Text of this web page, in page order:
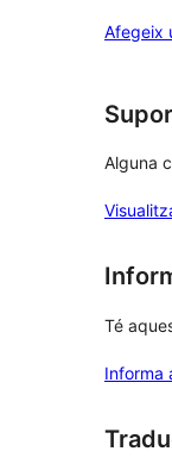
estrelles
de
Afegeix
Alguna
Té
Informa